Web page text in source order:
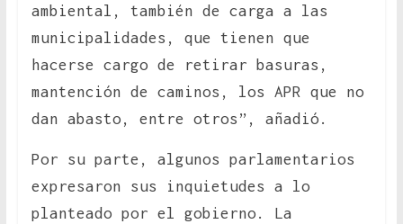
ambiental, también de carga a las
municipalidades, que tienen que
hacerse cargo de retirar basuras,
mantención de caminos, los APR que no
dan abasto, entre otros”, añadió.
Por su parte, algunos parlamentarios
expresaron sus inquietudes a lo
planteado por el gobierno. La